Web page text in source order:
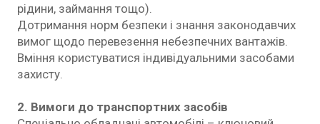
рідини, займання тощо).
Дотримання норм безпеки і знання законодавчих
вимог щодо перевезення небезпечних вантажів.
Вміння користуватися індивідуальними засобами
захисту.
2. Вимоги до транспортних засобів